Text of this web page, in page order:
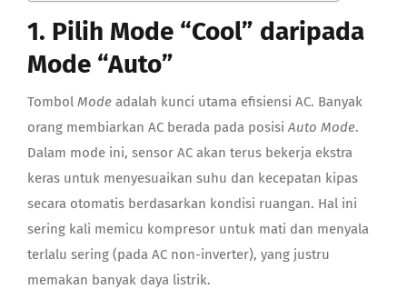
1. Pilih Mode “Cool” daripada
Mode “Auto”
Tombol Mode adalah kunci utama efisiensi AC. Banyak
orang membiarkan AC berada pada posisiAuto Mode.
Dalam mode ini, sensor AC akan terus bekerja ekstra
keras untuk menyesuaikan suhu dan kecepatan kipas
secara otomatis berdasarkan kondisi ruangan. Hal ini
sering kali memicu kompresor untuk mati dan menyala
terlalu sering (pada AC non-inverter), yang justru
memakan banyak daya listrik.